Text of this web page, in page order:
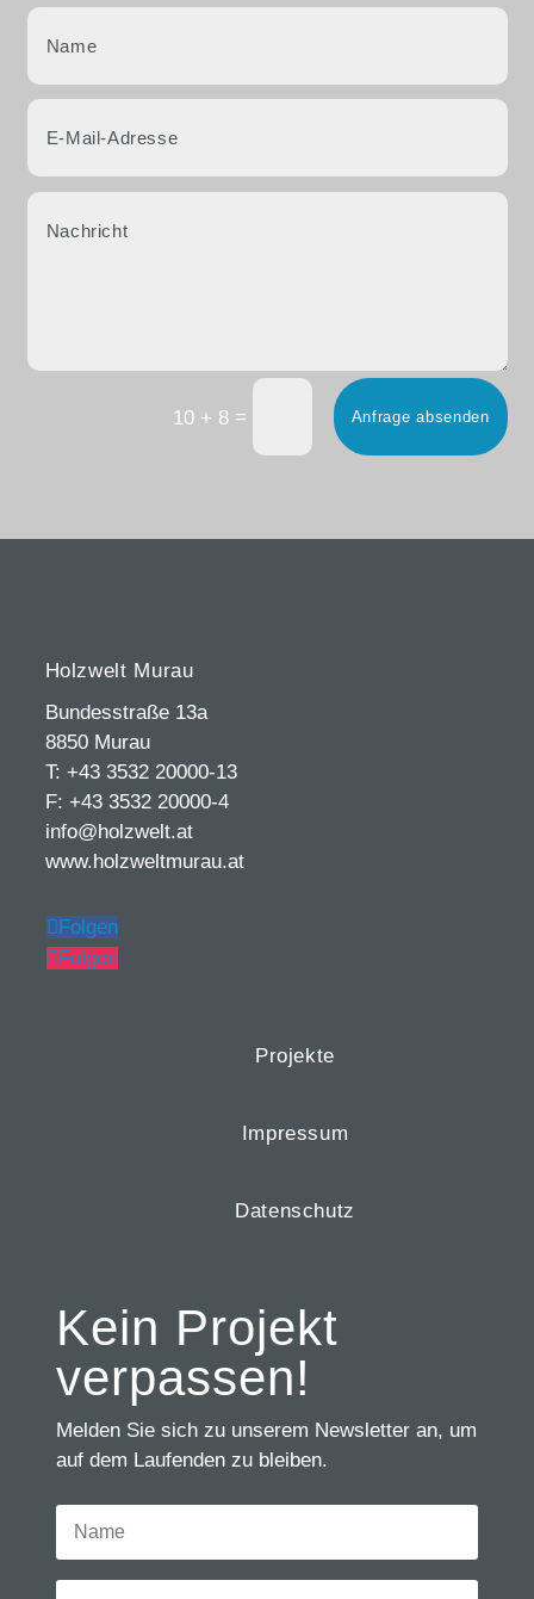
10 + 8= Anfrage absenden
Holzwelt Murau
Bundesstraße 13a
8850 Murau
T: +43 3532 20000-13
F: +43 3532 20000-4
info@holzwelt.at
www.holzweltmurau.at
Folgen
Folgen
Projekte
Impressum
Datenschutz
Kein Projekt
verpassen!
Melden Sie sich zu unserem Newsletter an, um
auf dem Laufenden zu bleiben.